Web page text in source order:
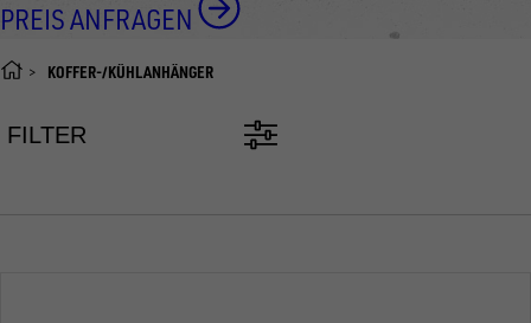
PREIS ANFRAGEN
KOFFER-/KÜHLANHÄNGER
FILTER